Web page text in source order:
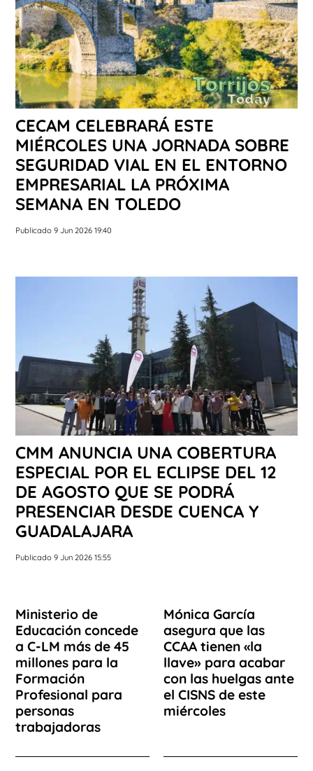
CECAM CELEBRARÁ ESTE
MIÉRCOLES UNA JORNADA SOBRE
SEGURIDAD VIAL EN EL ENTORNO
EMPRESARIAL LA PRÓXIMA
SEMANA EN TOLEDO
Publicado 9 Jun 2026 19:40
CMM ANUNCIA UNA COBERTURA
ESPECIAL POR EL ECLIPSE DEL 12
DE AGOSTO QUE SE PODRÁ
PRESENCIAR DESDE CUENCA Y
GUADALAJARA
Publicado 9 Jun 2026 15:55
Ministerio de
Educación concede
a C-LM más de 45
millones para la
Formación
Profesional para
personas
trabajadoras
Mónica García
asegura que las
CCAA tienen «la
llave» para acabar
con las huelgas ante
el CISNS de este
miércoles